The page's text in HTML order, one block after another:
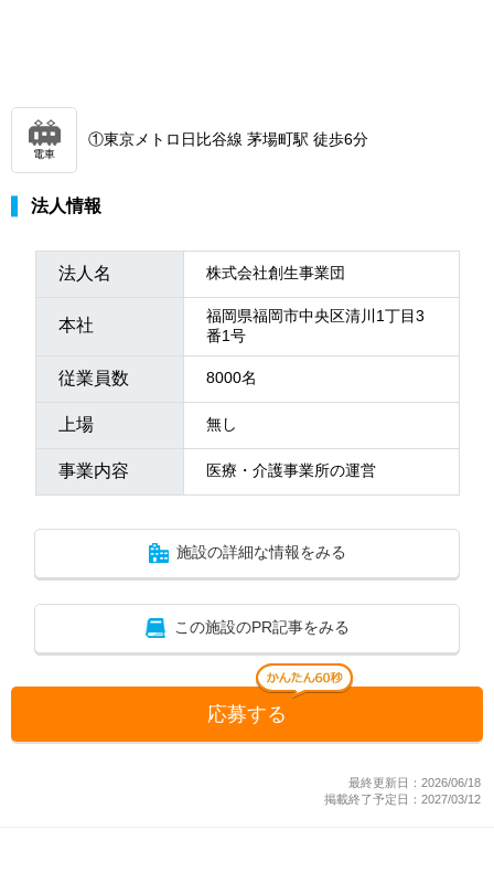
電車
①東京メトロ日比谷線 茅場町駅 徒歩6分
法人情報
法人名 株式会社創生事業団
本社
福岡県福岡市中央区清川1丁目3
番1号
従業員数 8000名
上場 無し
事業内容 医療・介護事業所の運営
施設の詳細な情報をみる
この施設のPR記事をみる
応募する
最終更新日：2026/06/18
掲載終了予定日：2027/03/12